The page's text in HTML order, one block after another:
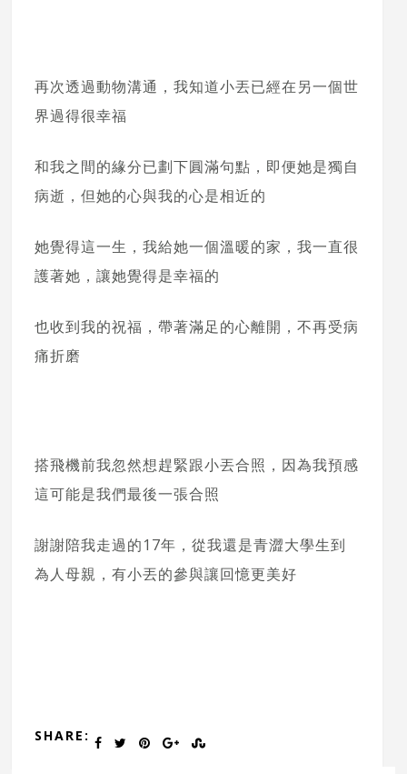
再次透過動物溝通，我知道小丟已經在另一個世
界過得很幸福
和我之間的緣分已劃下圓滿句點，即便她是獨自
病逝，但她的心與我的心是相近的
她覺得這一生，我給她一個溫暖的家，我一直很
護著她，讓她覺得是幸福的
也收到我的祝福，帶著滿足的心離開，不再受病
痛折磨
搭飛機前我忽然想趕緊跟小丟合照，因為我預感
這可能是我們最後一張合照
謝謝陪我走過的17年，從我還是青澀大學生到
為人母親，有小丟的參與讓回憶更美好
SHARE: